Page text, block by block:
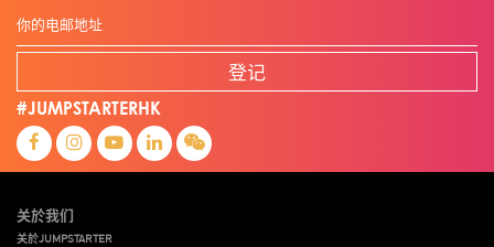
登记
#JUMPSTARTERHK
关於我们
关於JUMPSTARTER